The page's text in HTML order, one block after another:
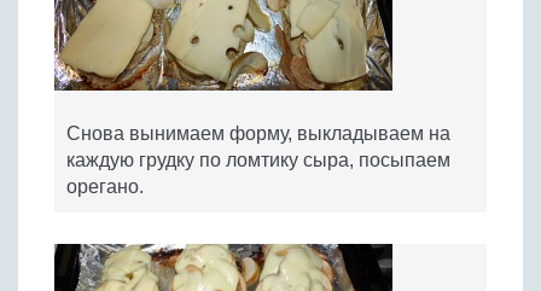
Снова вынимаем форму, выкладываем на
каждую грудку по ломтику сыра, посыпаем
орегано.